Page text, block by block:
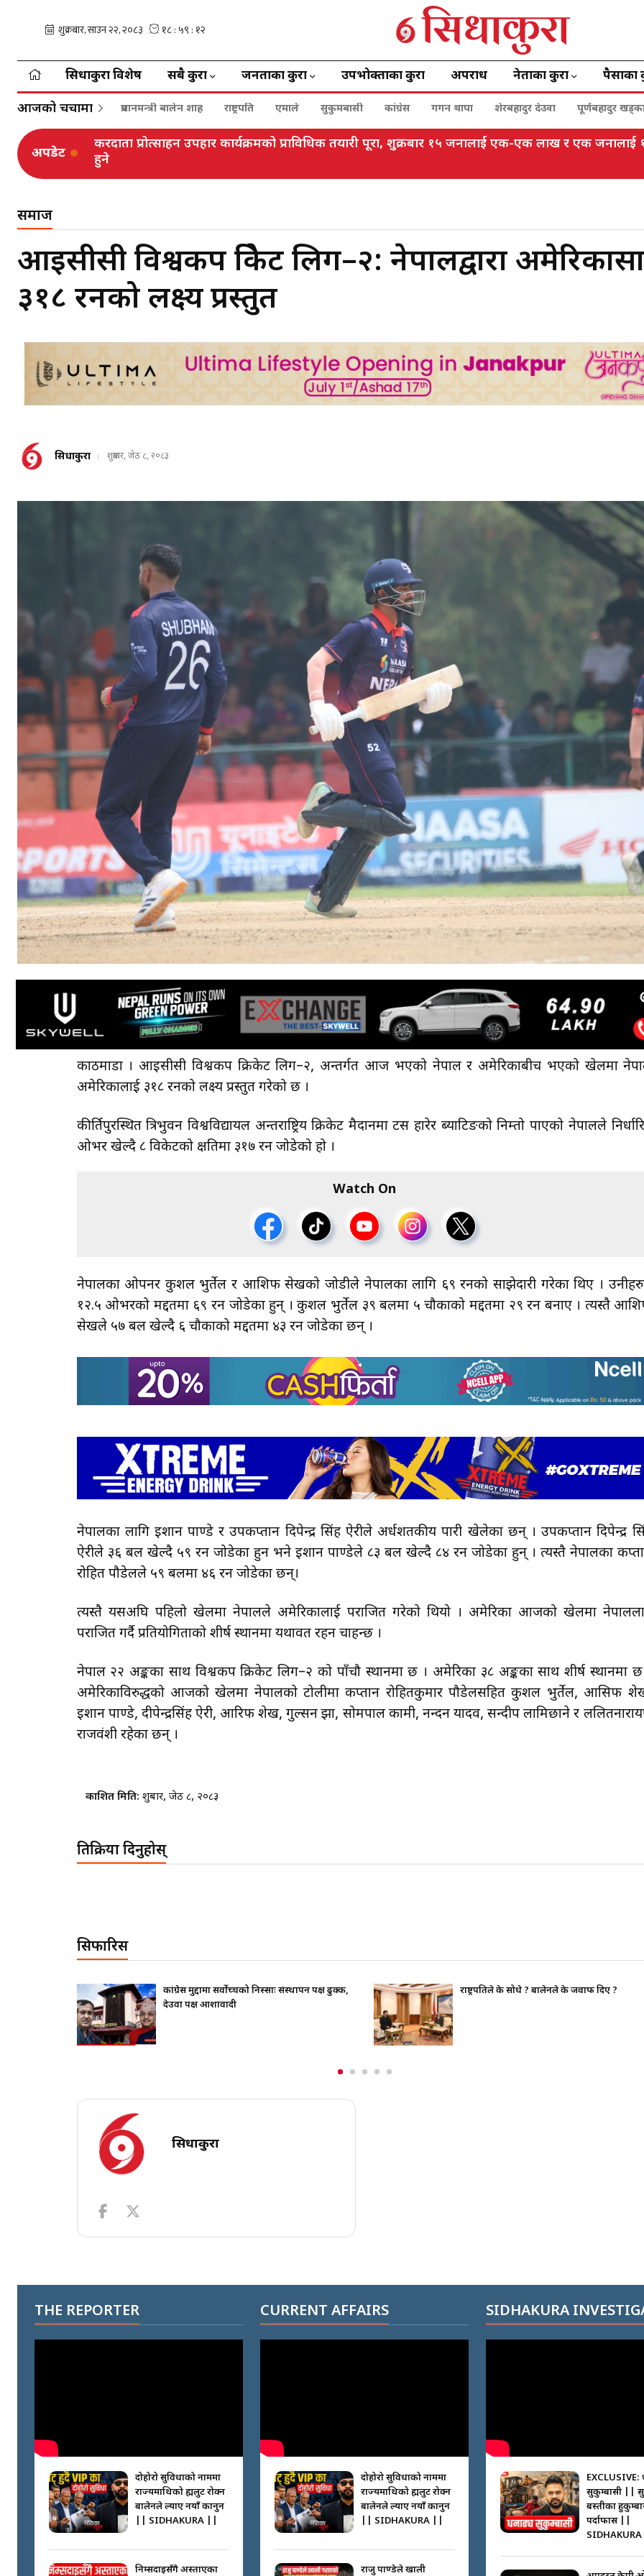
सिधाकुरा विशेष सबै कुरा जनताका कुरा उपभोक्ताका कुरा अपराध नेताका कुरा पैसाका
आजको चर्चामा प्रधानमन्त्री बालेन शाह राष्ट्रपति एमाले सुकुमबासी कांग्रेस गगन थापा शेरबहादुर देउवा पूर्णबहादुर
अपडेट
करदाता प्रोत्साहन उपहार कार्यक्रमको प्राविधिक तयारी पूरा, शुक्रबार १५ जनालाई एक-एक लाख र एक
हुने
समाज
आइसीसी विश्वकप क्रिकेट लिग–२: नेपालद्वारा
३१८ रनको लक्ष्य प्रस्तुत
सिधाकुरा शुक्रबार, जेठ ८, २०८३
काठमाडौँ । आइसीसी विश्वकप क्रिकेट लिग–२, अन्तर्गत आज भएको नेपाल र अमेरिकाबीच भएको खेलमा
अमेरिकालाई ३१८ रनको लक्ष्य प्रस्तुत गरेको छ ।
कीर्तिपुरस्थित त्रिभुवन विश्वविद्यायल अन्तराष्ट्रिय क्रिकेट मैदानमा टस हारेर ब्याटिङको निम्तो पाएको नेपालले
ओभर खेल्दै ८ विकेटको क्षतिमा ३१७ रन जोडेको हो ।
Watch On
नेपालका ओपनर कुशल भुर्तेल र आशिफ सेखको जोडीले नेपालका लागि ६९ रनको साझेदारी गरेका थिए ।
१२.५ ओभरको मद्दतमा ६९ रन जोडेका हुन् । कुशल भुर्तेल ३९ बलमा ५ चौकाको मद्दतमा २९ रन बनाए । त्यस्तै
सेखले ५७ बल खेल्दै ६ चौकाको मद्दतमा ४३ रन जोडेका छन् ।
नेपालका लागि इशान पाण्डे र उपकप्तान दिपेन्द्र सिंह ऐरीले अर्धशतकीय पारी खेलेका छन् । उपकप्तान दिपेन्द्र
ऐरीले ३६ बल खेल्दै ५९ रन जोडेका हुन भने इशान पाण्डेले ८३ बल खेल्दै ८४ रन जोडेका हुन् । त्यस्तै नेपालका
रोहित पौडेलले ५९ बलमा ४६ रन जोडेका छन्।
त्यस्तै यसअघि पहिलो खेलमा नेपालले अमेरिकालाई पराजित गरेको थियो । अमेरिका आजको खेलमा
पराजित गर्दै प्रतियोगिताको शीर्ष स्थानमा यथावत रहन चाहन्छ ।
नेपाल २२ अङ्कका साथ विश्वकप क्रिकेट लिग–२ को पाँचौ स्थानमा छ । अमेरिका ३८ अङ्कका साथ शीर्ष स्थानमा छ
अमेरिकाविरुद्धको आजको खेलमा नेपालको टोलीमा कप्तान रोहितकुमार पौडेलसहित कुशल भुर्तेल, आसिफ
इशान पाण्डे, दीपेन्द्रसिंह ऐरी, आरिफ शेख, गुल्सन झा, सोमपाल कामी, नन्दन यादव, सन्दीप लामिछाने र
राजवंशी रहेका छन् ।
प्रकाशित मिति: शुक्रबार, जेठ ८, २०८३
प्रतिक्रिया दिनुहोस्
सिफारिस
राष्ट्रपतिले के सोधे ? बालेनले के जवाफ दिए ?
भाइचारा खलबलाउने कुनै पनि क्रियाकलापप्रति
सिधाकुरा
THE REPORTER
दोहोरो सुविधाको नाममा
राज्यमाथिको ब्रह्मलुट रोक्न
बालेनले ल्याए नयाँ कानुन
|| SIDHAKURA ||
निम्सदाइसँगै अस्ताएका
CURRENT AFFAIRS
दोहोरो सुविधाको नाममा
राज्यमाथिको ब्रह्मलुट रोक्न
बालेनले ल्याए नयाँ कानुन
|| SIDHAKURA ||
राजु पाण्डेले खाली
SIDHAKURA
EXCLUSIVE:
सुकुम्बासी ||
बस्तीका
पर्दाफास ||
SIDHAKURA